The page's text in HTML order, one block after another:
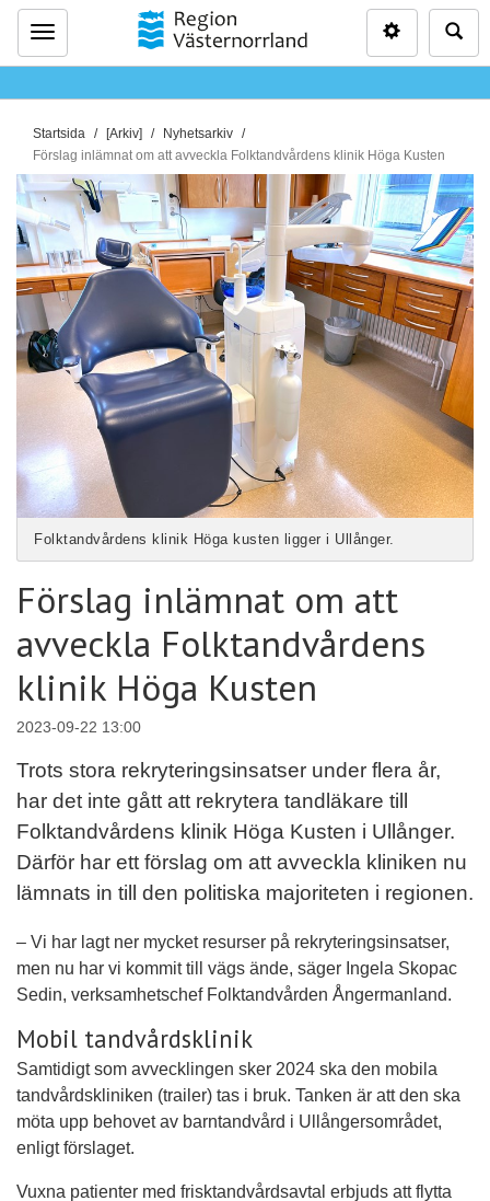
Meny
D
u
ä
r
h
ä
r
Startsida [Arkiv]
Nyhetsarkiv
Förslag inlämnat om att avveckla Folktandvårdens klinik Höga Kusten
Folktandvårdens klinik Höga kusten ligger i Ullånger.
Förslag inlämnat om att
avveckla Folktandvårdens
klinik Höga Kusten
2023-09-22 13:00
Trots stora rekryteringsinsatser under flera år,
har det inte gått att rekrytera tandläkare till
Folktandvårdens klinik Höga Kusten i Ullånger.
Därför har ett förslag om att avveckla kliniken nu
lämnats in till den politiska majoriteten i regionen.
– Vi har lagt ner mycket resurser på rekryteringsinsatser,
men nu har vi kommit till vägs ände, säger Ingela Skopac
Sedin, verksamhetschef Folktandvården Ångermanland.
Mobil tandvårdsklinik
Samtidigt som avvecklingen sker 2024 ska den mobila
tandvårdskliniken (trailer) tas i bruk. Tanken är att den ska
möta upp behovet av barntandvård i Ullångersområdet,
enligt förslaget.
Vuxna patienter med frisktandvårdsavtal erbjuds att flytta